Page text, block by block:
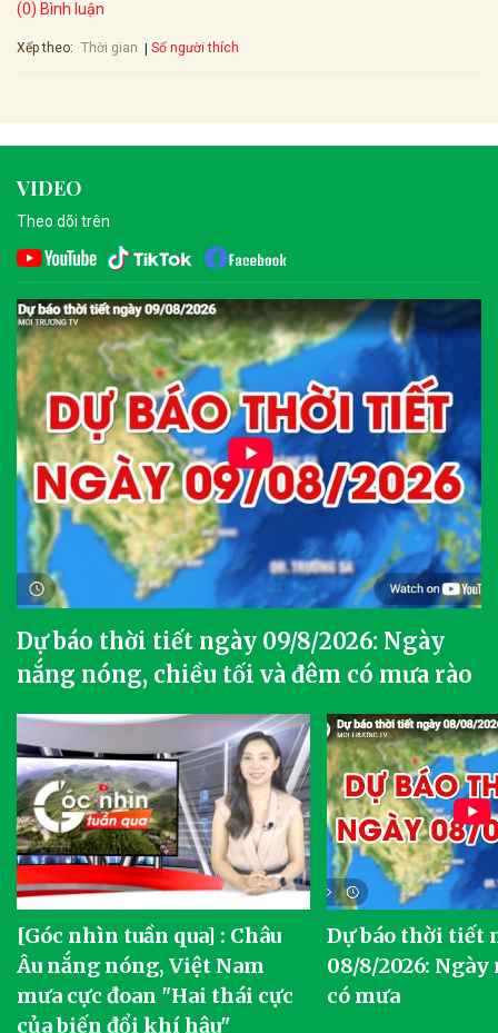
(0) Bình luận
Xếp theo: Thời gian Số người thích
VIDEO
Theo dõi trên
Dự báo thời tiết ngày 09/8/2026: Ngày
nắng nóng, chiều tối và đêm có mưa rào
[Góc nhìn tuần qua] : Châu
Âu nắng nóng, Việt Nam
mưa cực đoan "Hai thái cực
của biến đổi khí hậu"
Dự báo thời tiết
08/8/2026: Ngày
có mưa